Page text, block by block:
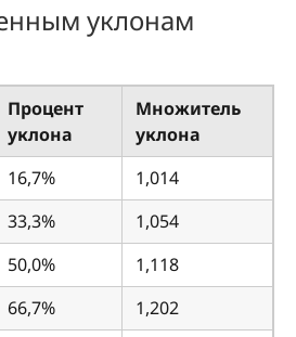
уклонам
Процент
уклона
Множитель
уклона
16,7%
1,014
33,3%
1,054
50,0%
1,118
66,7%
1,202